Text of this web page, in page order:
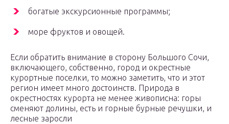
богатые экскурсионные программы;
море фруктов и овощей.
Если обратить внимание в сторону Большого Сочи,
включающего, собственно, город и окрестные
курортные поселки, то можно заметить, что и этот
регион имеет много достоинств. Природа в
окрестностях курорта не менее живописна: горы
сменяют долины, есть и горные бурные речушки, и
лесные заросли